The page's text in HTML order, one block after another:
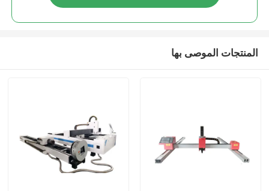
المنتجات الموصى بها